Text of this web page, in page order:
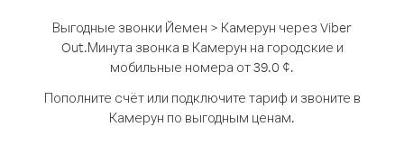
Выгодные звонки Йемен > Камерун через Viber
Out.Минута звонка в Камерун на городские и
мобильные номера от 39.0 ¢.
Пополните счёт или подключите тариф и звоните в
Камерун по выгодным ценам.